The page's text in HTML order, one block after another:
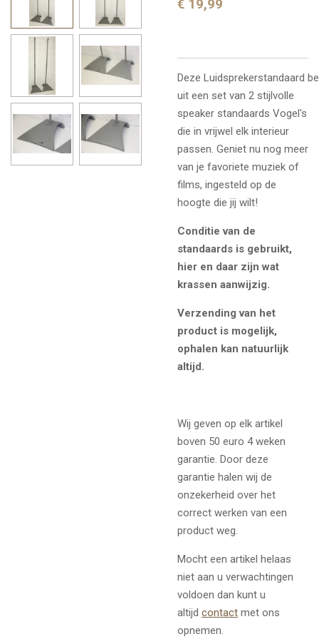
€ 19,99
Deze Luidsprekerstandaard
uit een set van 2 stijlvolle
speaker standaards Vogel's
die in vrijwel elk interieur
passen. Geniet nu nog meer
van je favoriete muziek of
films, ingesteld op de
hoogte die jij wilt!
Conditie van de
standaards is gebruikt,
hier en daar zijn wat
krassen aanwijzig.
Verzending van het
product is mogelijk,
ophalen kan natuurlijk
altijd.
Wij geven op elk artikel
boven 50 euro 4 weken
garantie. Door deze
garantie halen wij de
onzekerheid over het
correct werken van een
product weg.
Mocht een artikel helaas
niet aan u verwachtingen
voldoen dan kunt u
altijd contact met ons
opnemen.